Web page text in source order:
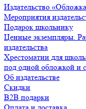
Издательство
Мероприятия
Подарок школьнику
Ценные экземпляры.
издательства
Хрестоматии для
под одной обложкой и
Об издательстве
Скидки
B2B подарки